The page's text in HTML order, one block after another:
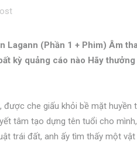
Lagann (Phần 1 + Phim) Âm
kỳ quảng cáo nào Hãy
che giấu khỏi bề mặt
tâm tạo dựng tên tuổi cho
trái đất, anh ấy tìm thấy một